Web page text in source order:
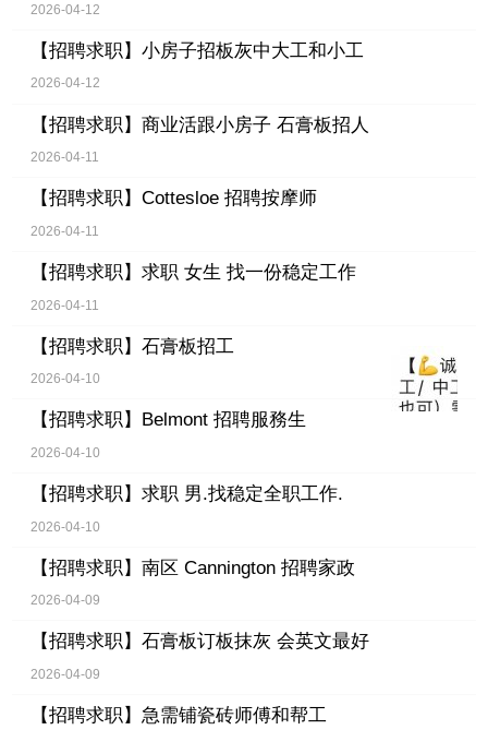
2026-04-12
【招聘求职】 小房子招板灰中大工和小工
2026-04-12
【招聘求职】 商业活跟小房子 石膏板招人
2026-04-11
【招聘求职】 Cottesloe 招聘按摩师
2026-04-11
【招聘求职】 求职 女生 找一份稳定工作
2026-04-11
【招聘求职】 石膏板招工
2026-04-10
【招聘求职】 Belmont 招聘服務生
2026-04-10
【招聘求职】 求职 男.找稳定全职工作.
2026-04-10
【招聘求职】 南区 Cannington 招聘家政
2026-04-09
【招聘求职】 石膏板订板抹灰 会英文最好
2026-04-09
【招聘求职】 急需铺瓷砖师傅和帮工